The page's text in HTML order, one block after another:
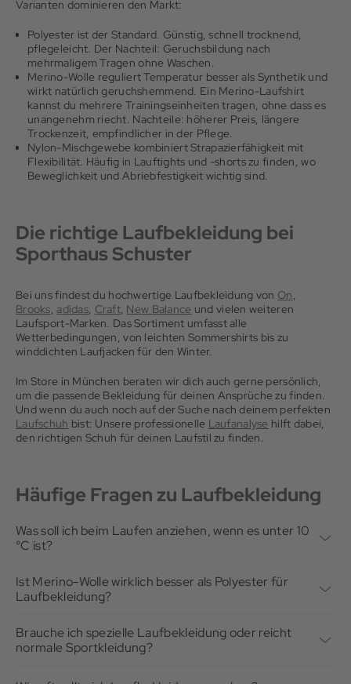
Varianten dominieren den Markt:
Polyester ist der Standard. Günstig, schnell trocknend,
pflegeleicht. Der Nachteil: Geruchsbildung nach
mehrmaligem Tragen ohne Waschen.
Merino-Wolle reguliert Temperatur besser als Synthetik und
wirkt natürlich geruchshemmend. Ein Merino-Laufshirt
kannst du mehrere Trainingseinheiten tragen, ohne dass es
unangenehm riecht. Nachteile: höherer Preis, längere
Trockenzeit, empfindlicher in der Pflege.
Nylon-Mischgewebe kombiniert Strapazierfähigkeit mit
Flexibilität. Häufig in Lauftights und -shorts zu finden, wo
Beweglichkeit und Abriebfestigkeit wichtig sind.
Die richtige Laufbekleidung bei
Sporthaus Schuster
Bei uns findest du hochwertige Laufbekleidung von On,
Brooks, adidas, Craft, New Balance und vielen weiteren
Laufsport-Marken. Das Sortiment umfasst alle
Wetterbedingungen, von leichten Sommershirts bis zu
winddichten Laufjacken für den Winter.
Im Store in München beraten wir dich auch gerne persönlich,
um die passende Bekleidung für deinen Ansprüche zu finden.
Und wenn du auch noch auf der Suche nach deinem perfekten
Laufschuh bist: Unsere professionelle Laufanalyse hilft dabei,
den richtigen Schuh für deinen Laufstil zu finden.
Häufige Fragen zu Laufbekleidung
Was soll ich beim Laufen anziehen, wenn es unter 10
°C ist?
langärmeligem Funktionsshirt und Laufjacke oder Laufweste.
Dazu eine lange Lauftight. Hände und Ohren werden oft
unterschätzt: Leichte Laufhandschuhe und ein Stirnband
Ist Merino-Wolle wirklich besser als Polyester für
Laufbekleidung?
natürlicher und hemmt Geruchsbildung länger. Polyester
trocknet schneller und ist günstiger. Für intensive
Trainingseinheiten ist Polyester oft praktikabler. Für lange,
Brauche ich spezielle Laufbekleidung oder reicht
normale Sportkleidung?